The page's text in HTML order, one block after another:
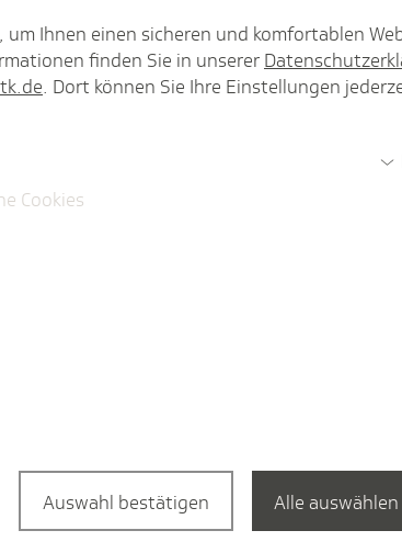
Ob Finanzierung der Gesetzlichen
medizinischer Versorgung oder die
um Ihnen einen sicheren und komfortablen
finden Sie in unserer
. Dort können Sie Ihre Einstellungen
Cookies
Auswahl bestätigen Alle